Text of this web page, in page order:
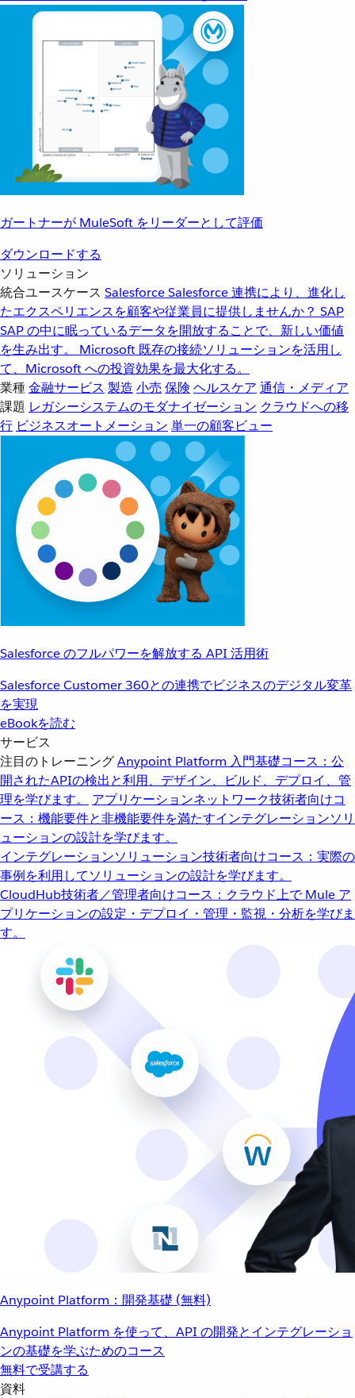
ガートナーが MuleSoft をリーダーとして評価
ダウンロードする
ソリューション
統合ユースケース SalesforceSalesforce 連携により、進化し
たエクスペリエンスを顧客や従業員に提供しませんか？ SAP
SAP の中に眠っているデータを開放することで、新しい価値
を生み出す。
Microsoft 既存の接続ソリューションを活用し
て、Microsoft への投資効果を最大化する。
業種金融サービス 製造 小売 保険 ヘルスケア 通信・メディア
課題 レガシーシステムのモダナイゼーション クラウドへの移
行 ビジネスオートメーション 単一の顧客ビュー
Salesforce のフルパワーを解放する API 活用術
Salesforce Customer 360との連携でビジネスのデジタル変革
を実現
eBookを読む
サービス
注目のトレーニングAnypoint Platform 入門基礎コース：公
開されたAPIの検出と利用、デザイン、ビルド、デプロイ、管
理を学びます。
アプリケーションネットワーク技術者向けコ
ース：機能要件と非機能要件を満たすインテグレーションソリ
ューションの設計を学びます。
インテグレーションソリューション技術者向けコース：実際の
事例を利用してソリューションの設計を学びます。
CloudHub技術者／管理者向けコース：クラウド上で Mule ア
プリケーションの設定・デプロイ・管理・監視・分析を学びま
す。
Anypoint Platform：開発基礎 (無料)
Anypoint Platform を使って、API の開発とインテグレーショ
ンの基礎を学ぶためのコース
無料で受講する
資料